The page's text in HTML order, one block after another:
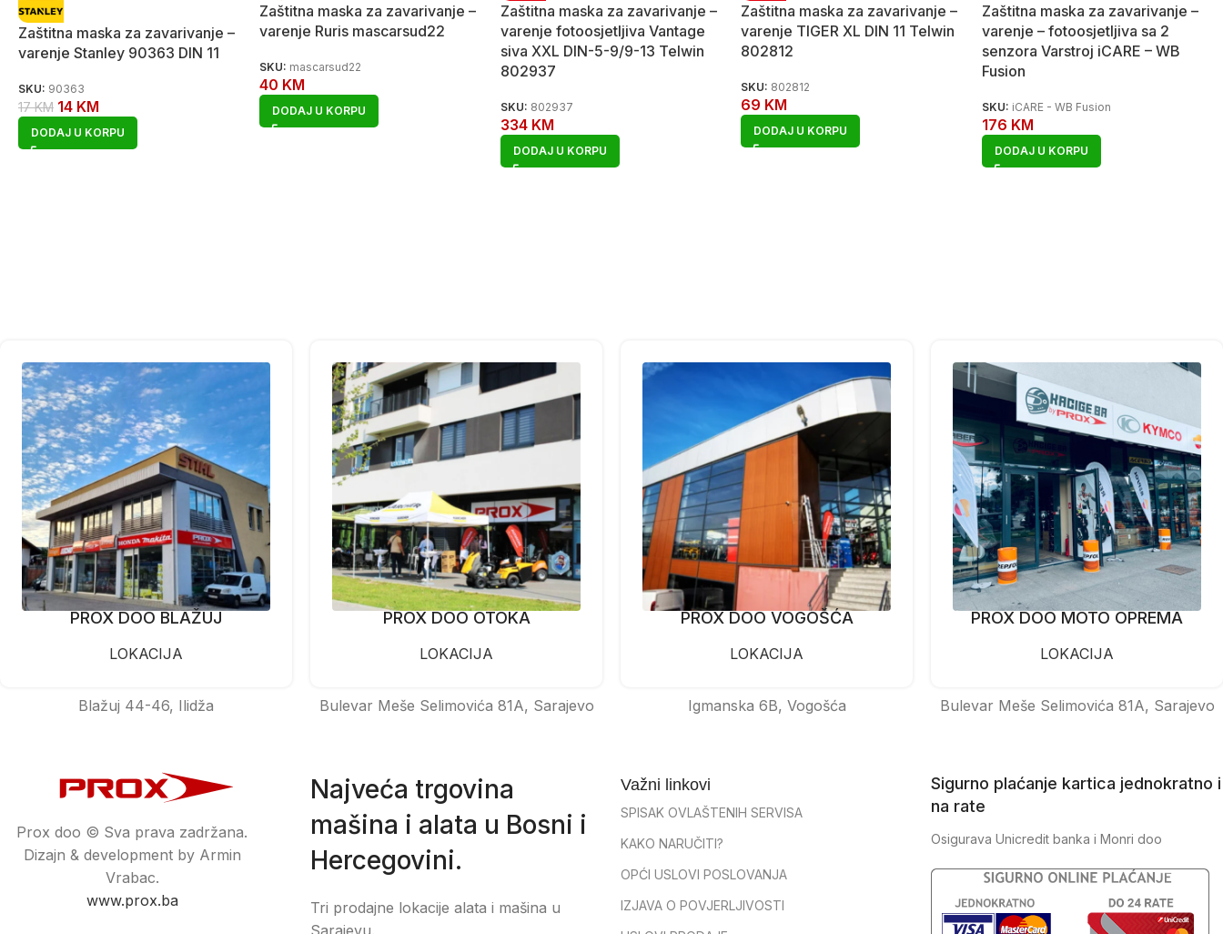
Zaštitna maska za zavarivanje –
varenje Stanley 90363 DIN 11
SKU: 90363
17KM 14 KM
DODAJ U KORPU
Zaštitna maska za zavarivanje –
varenje Ruris mascarsud22
SKU: mascarsud22
40 KM
DODAJ U KORPU
Zaštitna maska za zavarivanje –
varenje fotoosjetljiva Vantage
siva XXL DIN-5-9/9-13 Telwin
802937
SKU: 802937
334 KM
DODAJ U KORPU
Zaštitna maska za zavarivanje –
varenje TIGER XL DIN 11 Telwin
802812
SKU: 802812
69 KM
DODAJ U KORPU
Zaštitna maska za zavarivanje –
varenje – fotoosjetljiva sa 2
senzora Varstroj iCARE – WB
Fusion
SKU: iCARE - WB Fusion
176 KM
DODAJ U KORPU
PROX DOO BLAŽUJ
LOKACIJA
Blažuj 44-46, Ilidža
PROX DOO OTOKA
LOKACIJA
Bulevar Meše Selimovića 81A, Sarajevo
PROX DOO VOGOŠĆA
LOKACIJA
Igmanska 6B, Vogošća
PROX DOO MOTO OPREMA
LOKACIJA
Bulevar Meše Selimovića 81A, Sarajevo
Prox doo © Sva prava zadržana.
Dizajn & development by Armin
Vrabac.
www.prox.ba
Najveća trgovina
mašina i alata u Bosni i
Hercegovini.
Tri prodajne lokacije alata i mašina u
Sarajevu.
Važni linkovi
SPISAK OVLAŠTENIH SERVISA
KAKO NARUČITI?
OPĆI USLOVI POSLOVANJA
IZJAVA O POVJERLJIVOSTI
Sigurno plaćanje kartica jednokratno i
na rate
Osigurava Unicredit banka i Monri doo